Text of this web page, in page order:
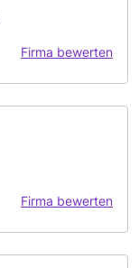
Firma bewerten
Firma bewerten